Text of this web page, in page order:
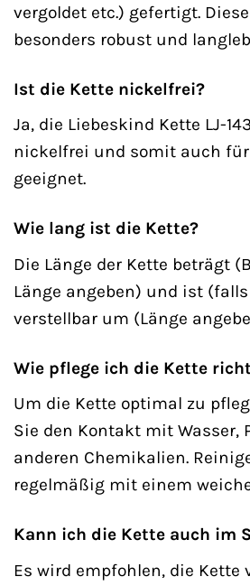
vergoldet etc.) gefertigt.
besonders robust und
Ist die Kette nickelfrei?
Ja, die Liebeskind Kette LJ-
nickelfrei und somit auch
geeignet.
Wie lang ist die Kette?
Die Länge der Kette beträgt
Länge angeben) und ist
verstellbar um (Länge
Wie pflege ich die Kette
Um die Kette optimal zu
Sie den Kontakt mit Wasser,
anderen Chemikalien.
regelmäßig mit einem
Kann ich die Kette auch im
Es wird empfohlen, die Kette